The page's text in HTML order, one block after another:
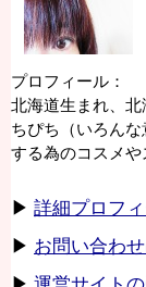
プロフィール：
北海道生まれ、
ちぴち（いろん
する為のコスメ
▶ 詳細プロフ
▶ お問い合わ